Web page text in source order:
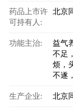
药品上市许
可持有人:
北京
功能主治:
益气
不足
烦，
不遂
生产企业: 北京